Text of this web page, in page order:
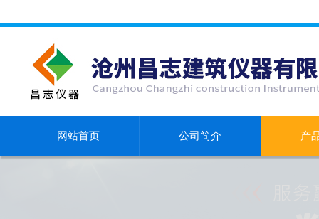
网站首页 公司简介 产